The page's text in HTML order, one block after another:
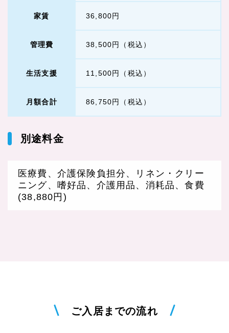
家賃 36,800円
管理費 38,500円（税込）
生活支援 11,500円（税込）
月額合計 86,750円（税込）
別途料金
医療費、介護保険負担分、リネン・クリー
ニング、嗜好品、介護用品、消耗品、食費
(38,880円)
ご入居までの流れ